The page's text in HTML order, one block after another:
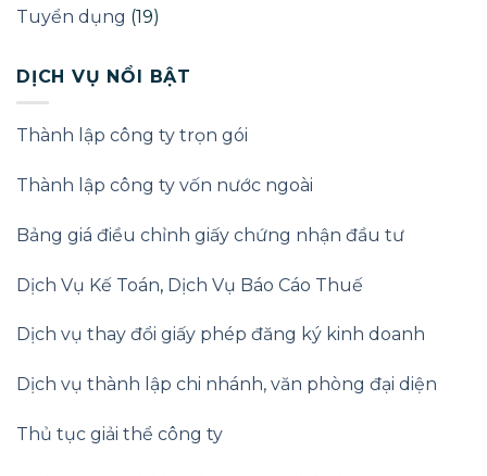
Tuyển dụng (19)
DỊCH VỤ NỔI BẬT
Thành lập công ty trọn gói
Thành lập công ty vốn nước ngoài
Bảng giá điều chỉnh giấy chứng nhận đầu tư
Dịch Vụ Kế Toán, Dịch Vụ Báo Cáo Thuế
Dịch vụ thay đổi giấy phép đăng ký kinh doanh
Dịch vụ thành lập chi nhánh, văn phòng đại diện
Thủ tục giải thể công ty